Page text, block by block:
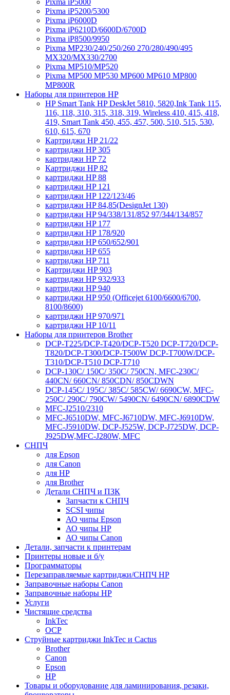
Pixma iP5000
Pixma iP5200/5300
Pixma iP6000D
Pixma iP6210D/6600D/6700D
Pixma iP8500/9950
Pixma MP230/240/250/260 270/280/490/495
MX320/MX330/2700
Pixma MP510/MP520
Pixma MP500 MP530 MP600 MP610 MP800
MP800R
Наборы для принтеров HP
HP Smart Tank HP DeskJet 5810, 5820,Ink Tank 115,
116, 118, 310, 315, 318, 319, Wireless 410, 415, 418,
419, Smart Tank 450, 455, 457, 500, 510, 515, 530,
610, 615, 670
Картриджи HP 21/22
картриджи HP 305
картриджи HP 72
Картриджи HP 82
картриджи HP 88
картриджи HP 121
картриджи HP 122/123/46
картриджи HP 84,85(DesignJet 130)
картриджи HP 94/338/131/852 97/344/134/857
картриджи HP 177
картриджи HP 178/920
картриджи HP 650/652/901
картриджи HP 655
картриджи HP 711
Картриджи HP 903
картриджи HP 932/933
картриджи HP 940
картриджи HP 950 (Officejet 6100/6600/6700,
8100/8600)
картриджи HP 970/971
картриджи HP 10/11
Наборы для принтеров Brother
DCP-T225/DCP-T420/DCP-T520 DCP-T720/DCP-
T820/DCP-T300/DCP-T500W DCP-T700W/DCP-
T310/DCP-T510 DCP-T710
DCP-130C/ 150C/ 350C/ 750CN, MFC-230C/
440CN/ 660CN/ 850CDN/ 850CDWN
DCP-145C/ 195C/ 385C/ 585CW/ 6690CW, MFC-
250C/ 290C/ 790CW/ 5490CN/ 6490CN/ 6890CDW
MFC-J2510/2310
MFC-J6510DW, MFC-J6710DW, MFC-J6910DW,
MFC-J5910DW, DCP-J525W, DCP-J725DW, DCP-
J925DW,MFC-J280W, MFC
СНПЧ
для Epson
для Canon
для HP
для Brother
Детали СНПЧ и ПЗК
Запчасти к СНПЧ
SCSI чипы
АО чипы Epson
АО чипы HP
АО чипы Canon
Детали, запчасти к принтерам
Принтеры новые и б/у
Программаторы
Перезаправляемые картриджи/СНПЧ HP
Заправочные наборы Canon
Заправочные наборы HP
Услуги
Чистящие средства
InkTec
OCP
Струйные картриджи InkTec и Cactus
Brother
Canon
Epson
HP
Товары и оборудование для ламинирования, резаки,